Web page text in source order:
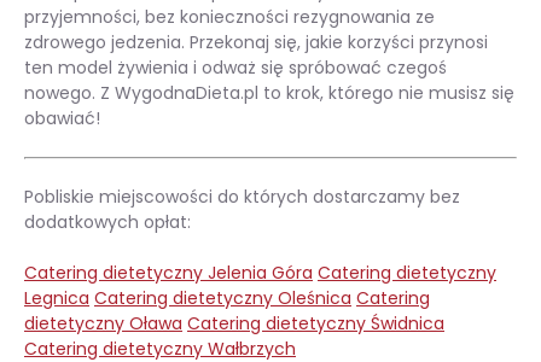
przyjemności, bez konieczności rezygnowania ze
zdrowego jedzenia. Przekonaj się, jakie korzyści przynosi
ten model żywienia i odważ się spróbować czegoś
nowego. Z WygodnaDieta.pl to krok, którego nie musisz się
obawiać!
Pobliskie miejscowości do których dostarczamy bez
dodatkowych opłat:
Catering dietetyczny Jelenia Góra Catering dietetyczny
Legnica Catering dietetyczny Oleśnica Catering
dietetyczny Oława Catering dietetyczny Świdnica
Catering dietetyczny Wałbrzych